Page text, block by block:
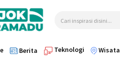
Cari inspirasi disini...
Berita Teknologi Wisata